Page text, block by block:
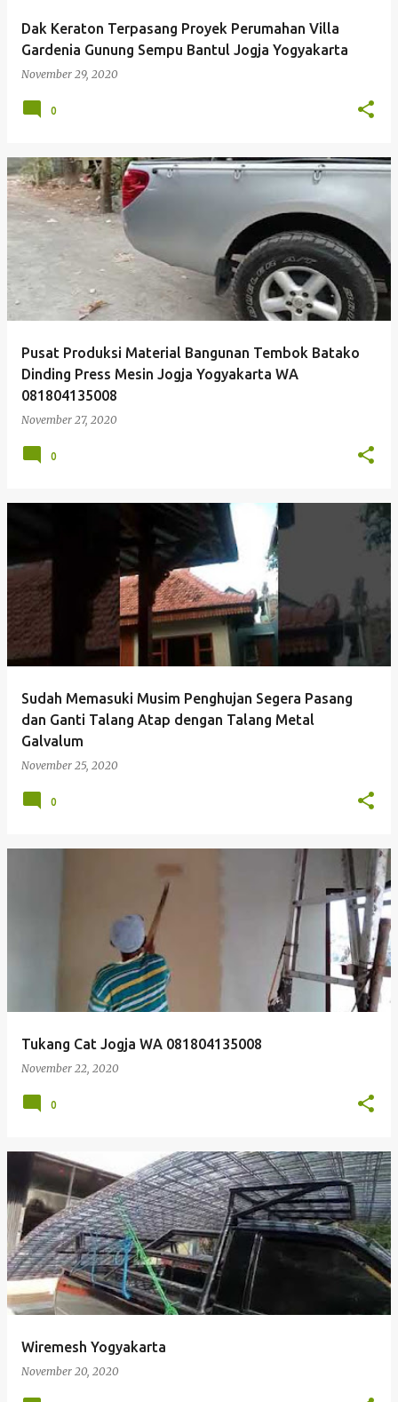
Dak Keraton Terpasang Proyek Perumahan Villa
Gardenia Gunung Sempu Bantul Jogja Yogyakarta
November 29, 2020
0
Pusat Produksi Material Bangunan Tembok Batako
Dinding Press Mesin Jogja Yogyakarta WA
081804135008
November 27, 2020
0
Sudah Memasuki Musim Penghujan Segera Pasang
dan Ganti Talang Atap dengan Talang Metal
Galvalum
November 25, 2020
0
Tukang Cat Jogja WA 081804135008
November 22, 2020
0
Wiremesh Yogyakarta
November 20, 2020